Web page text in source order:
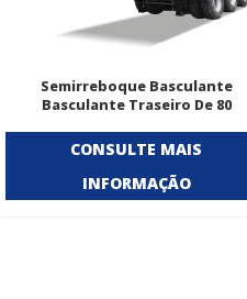
Semirreboque Basculante
Basculante Traseiro De 80
De 4 Eixos
CONSULTE MAIS
INFORMAÇÃO